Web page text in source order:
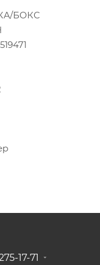
БОКС
17-71